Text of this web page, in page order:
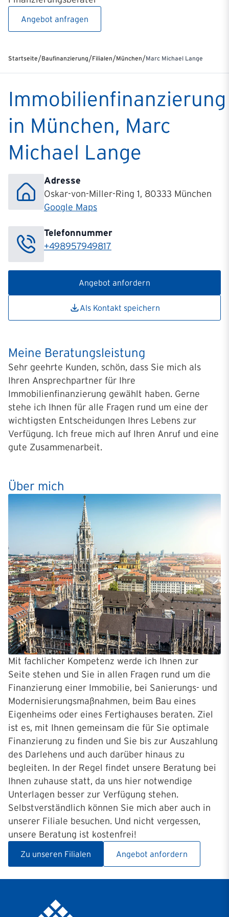
Angebot anfragen
Startseite/Baufinanzierung/Filialen/München/Marc Michael Lange
Immobilienfinanzierung
in München, Marc
Michael Lange
Adresse
Oskar-von-Miller-Ring 1, 80333 München
Google Maps
Telefonnummer
+498957949817
Angebot anfordern
Als Kontakt speichern
Meine Beratungsleistung
Sehr geehrte Kunden, schön, dass Sie mich als
Ihren Ansprechpartner für Ihre
Immobilienfinanzierung gewählt haben. Gerne
stehe ich Ihnen für alle Fragen rund um eine der
wichtigsten Entscheidungen Ihres Lebens zur
Verfügung. Ich freue mich auf Ihren Anruf und eine
gute Zusammenarbeit.
Über mich
Mit fachlicher Kompetenz werde ich Ihnen zur
Seite stehen und Sie in allen Fragen rund um die
Finanzierung einer Immobilie, bei Sanierungs- und
Modernisierungsmaßnahmen, beim Bau eines
Eigenheims oder eines Fertighauses beraten. Ziel
ist es, mit Ihnen gemeinsam die für Sie optimale
Finanzierung zu finden und Sie bis zur Auszahlung
des Darlehens und auch darüber hinaus zu
begleiten. In der Regel findet unsere Beratung bei
Ihnen zuhause statt, da uns hier notwendige
Unterlagen besser zur Verfügung stehen.
Selbstverständlich können Sie mich aber auch in
unserer Filiale besuchen. Und nicht vergessen,
unsere Beratung ist kostenfrei!
Zu unseren Filialen Angebot anfordern